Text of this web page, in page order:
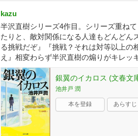
kazu
半沢直樹シリーズ4作目。シリーズ重ね
たりと、敵対関係になる人達もどんどん
る挑戦だぞ』『挑戦？それは対等以上の
え』相変わらず半沢直樹の煽りがキレッ
銀翼のイカロス (文春文
池井戸 潤
本を登録 あらす